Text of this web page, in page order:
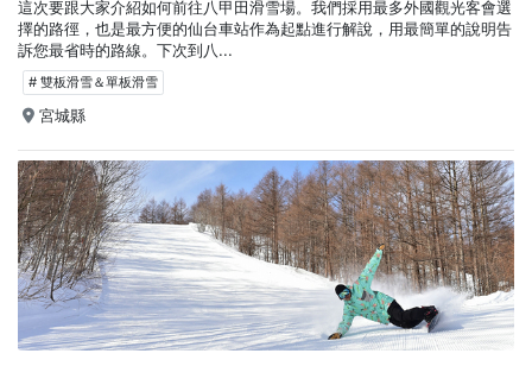
這次要跟大家介紹如何前往八甲田滑雪場。我們採用最多外國觀光客會選
擇的路徑，也是最方便的仙台車站作為起點進行解說，用最簡單的說明告
訴您最省時的路線。下次到八...
# 雙板滑雪＆單板滑雪
宮城縣